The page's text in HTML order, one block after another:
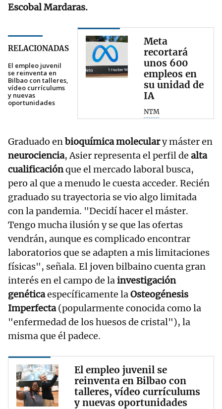
Escobal Mardaras.
RELACIONADAS
El empleo juvenil
se reinventa en
Bilbao con talleres,
vídeo currículums
y nuevas
oportunidades
Meta
recortará
unos 600
empleos en
su unidad de
IA
NTM
Graduado enbioquímica moleculary máster en
neurociencia, Asier representa el perfil de alta
cualificaciónque el mercado laboral busca,
pero al que a menudo le cuesta acceder. Recién
graduado su trayectoria se vio algo limitada
con la pandemia. "Decidí hacer el máster.
Tengo mucha ilusión y se que las ofertas
vendrán, aunque es complicado encontrar
laboratorios que se adapten a mis limitaciones
físicas", señala. El joven bilbaino cuenta gran
interés en el campo de lainvestigación
genéticaespecíficamente laOsteogénesis
Imperfecta(popularmente conocida como la
"enfermedad de los huesos de cristal"), la
misma que él padece.
El empleo juvenil se
reinventa en Bilbao con
talleres, vídeo currículums
y nuevas oportunidades